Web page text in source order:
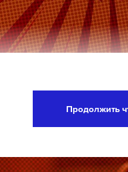
Storm вMAX. Он
Продолжить